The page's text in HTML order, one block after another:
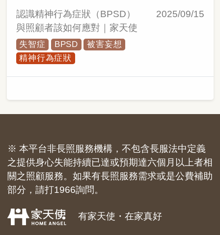
認識精神行為症狀（BPSD）
與照顧者該如何應對｜家天使
失智症 BPSD
被害妄想
精神行為症狀
2025/09/15
※ 本平台非長照服務機構，不包含長服法中定義
之提供身心失能持續已達或預期達六個月以上者相
關之照顧服務。如果有長照服務需求或是公費補助
部分，請打1966詢問。
有家天使・在家真好